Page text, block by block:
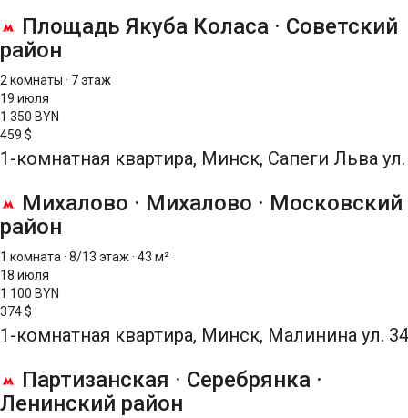
Площадь Якуба Коласа · Советский
район
2 комнаты · 7 этаж
19 июля
1 350 BYN
459 $
1-комнатная квартира, Минск, Сапеги Льва
Михалово · Михалово · Московский
район
1 комната · 8/13 этаж · 43 м²
18 июля
1 100 BYN
374 $
1-комнатная квартира, Минск, Малинина ул. 34
Партизанская · Серебрянка ·
Ленинский район